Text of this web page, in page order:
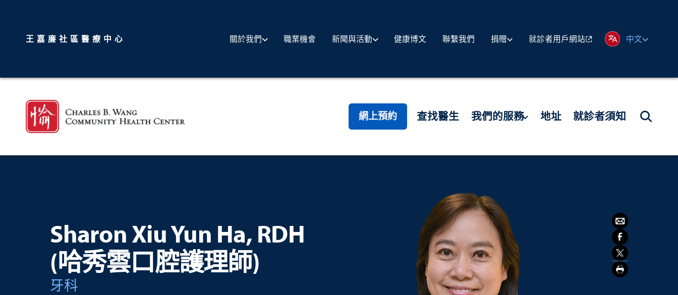
王嘉廉社區醫療中心 關於我們 職業機會 新聞與活動 健康博文 聯繫我們 捐贈 就診者用戶網站 中文
網上預約 查找醫生 我們的服務 地址 就診者須知
Sharon Xiu Yun Ha, RDH
(哈秀雲口腔護理師)
牙科